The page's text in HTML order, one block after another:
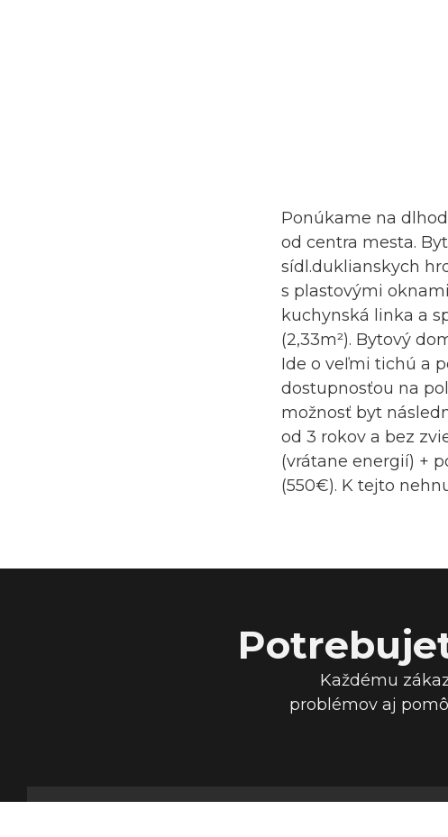
Ponúkame na
od centra mesta.
sídl.duklianskych
s plastovými
kuchynská linka a
(2,33m²). Bytový
Ide o veľmi tichú a
dostupnosťou na
možnosť byt
od 3 rokov a bez
(vrátane energií) +
(550€). K tejto
Každému
problémov aj